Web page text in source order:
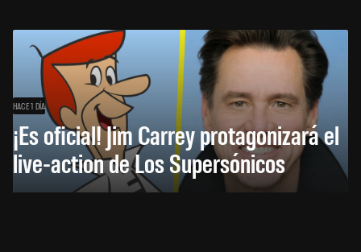
HACE 1 DÍA
¡Es oficial! Jim Carrey protagonizará el
live-action de Los Supersónicos